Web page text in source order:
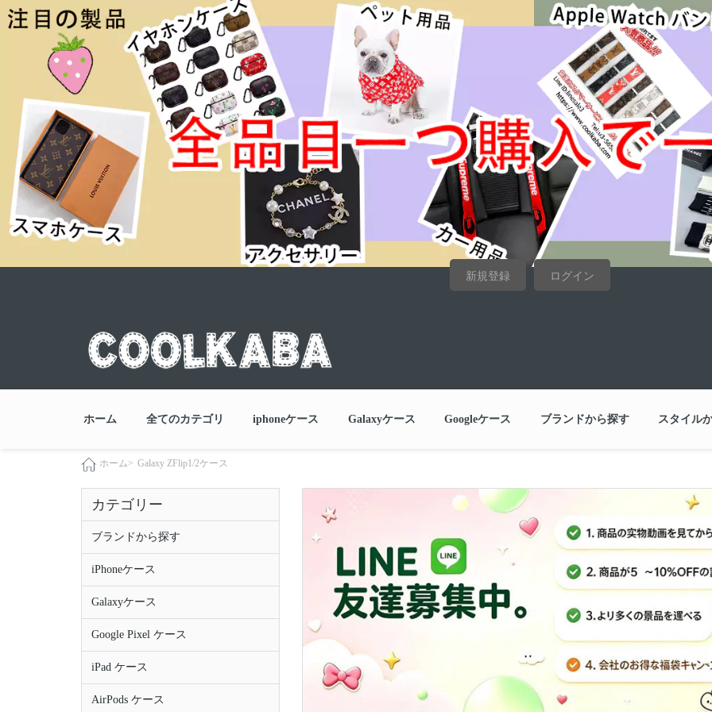
新規登録 ログイン
ホーム 全てのカテゴリ iphoneケース Galaxyケース Googleケース ブランドから探す スタイル
ホーム> Galaxy ZFlip1/2ケース
カテゴリー
ブランドから探す
iPhoneケース
Galaxyケース
Google Pixel ケース
iPad ケース
AirPods ケース